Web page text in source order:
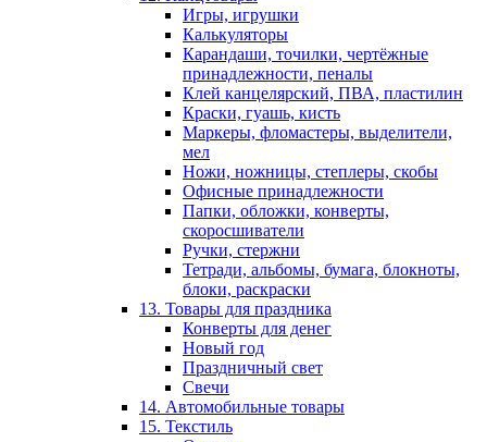
Игры, игрушки
Калькуляторы
Карандаши, точилки, чертёжные
принадлежности, пеналы
Клей канцелярский, ПВА, пластилин
Краски, гуашь, кисть
Маркеры, фломастеры, выделители,
мел
Ножи, ножницы, степлеры, скобы
Офисные принадлежности
Папки, обложки, конверты,
скоросшиватели
Ручки, стержни
Тетради, альбомы, бумага, блокноты,
блоки, раскраски
13. Товары для праздника
Конверты для денег
Новый год
Праздничный свет
Свечи
14. Автомобильные товары
15. Текстиль